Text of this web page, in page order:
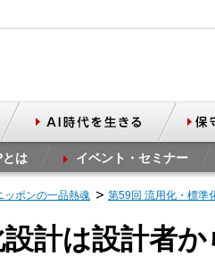
とは イベント・セミナー
ッポンの一品熱魂 第59回 流用化・標準
計は設計者